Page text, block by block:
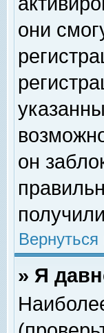
они
он
Вернуться
» Я